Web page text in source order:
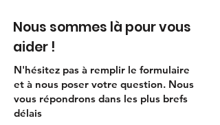
Nous sommes là pour vous
aider !
N'hésitez pas à remplir le formulaire
et à nous poser votre question. Nous
vous répondrons dans les plus brefs
délais